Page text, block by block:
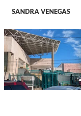
SANDRA VENEGAS